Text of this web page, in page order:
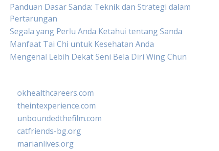
Panduan Dasar Sanda: Teknik dan Strategi dalam
Pertarungan
Segala yang Perlu Anda Ketahui tentang Sanda
Manfaat Tai Chi untuk Kesehatan Anda
Mengenal Lebih Dekat Seni Bela Diri Wing Chun
okhealthcareers.com
theintexperience.com
unboundedthefilm.com
catfriends-bg.org
marianlives.org